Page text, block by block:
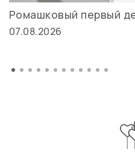
Ромашковый первый
07.08.2026